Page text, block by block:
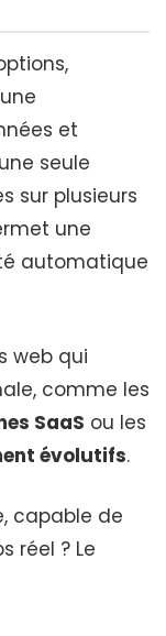
et
seule
sur plusieurs
une
automatique
web qui
comme les
SaaS ou les
évolutifs.
capable de
réel ? Le